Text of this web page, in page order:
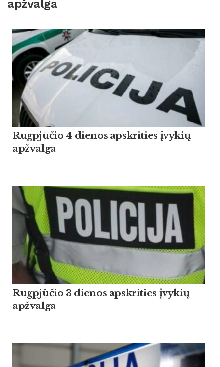
apžvalga
Rugpjūčio 4 dienos apskrities įvykių
apžvalga
Rugpjūčio 3 dienos apskrities įvykių
apžvalga